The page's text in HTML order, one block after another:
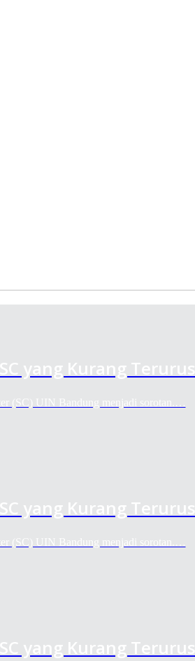
yang Kurang Terurus
(SC) UIN Bandung menjadi sorotan.…
yang Kurang Terurus
(SC) UIN Bandung menjadi sorotan.…
yang Kurang Terurus